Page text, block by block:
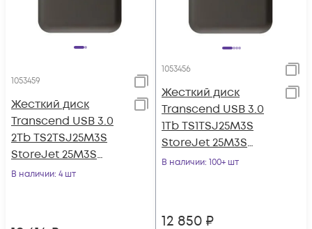
1053459
Жесткий диск
Transcend USB 3.0
2Tb TS2TSJ25M3S
StoreJet 25M3S
(5400rpm) 2.5" серый
В наличии: 4 шт
1053456
Жесткий диск
Transcend USB 3.0
1Tb TS1TSJ25M3S
StoreJet 25M3S
(5400rpm) 2.5" серый
В наличии: 100+ шт
12 850 ₽